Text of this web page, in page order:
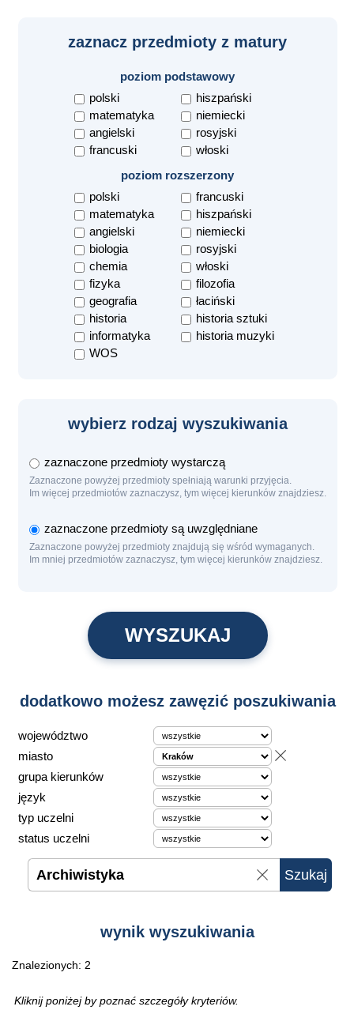
zaznacz przedmioty z matury
poziom podstawowy
polski
matematyka
angielski
francuski
hiszpański
niemiecki
rosyjski
włoski
poziom rozszerzony
polski
matematyka
angielski
biologia
chemia
fizyka
geografia
historia
informatyka
WOS
francuski
hiszpański
niemiecki
rosyjski
włoski
filozofia
łaciński
historia sztuki
historia muzyki
wybierz rodzaj wyszukiwania
zaznaczone przedmioty wystarczą
Zaznaczone powyżej przedmioty spełniają warunki przyjęcia.
Im więcej przedmiotów zaznaczysz, tym więcej kierunków znajdziesz.
zaznaczone przedmioty są uwzględniane
Zaznaczone powyżej przedmioty znajdują się wśród wymaganych.
Im mniej przedmiotów zaznaczysz, tym więcej kierunków znajdziesz.
dodatkowo możesz zawęzić poszukiwania
województwo
miasto
grupa kierunków
język
typ uczelni
status uczelni
wynik wyszukiwania
Znalezionych: 2
Kliknij poniżej by poznać szczegóły kryteriów.